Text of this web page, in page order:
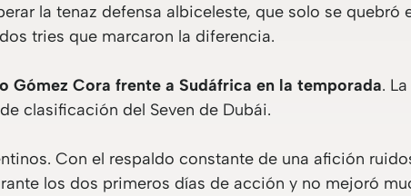
la tenaz defensa albiceleste, que solo se quebró
tries que marcaron la diferencia.
Cora frente a Sudáfrica en la temporada.
clasificación del Seven de Dubái.
Con el respaldo constante de una afición
los dos primeros días de acción y no mejoró